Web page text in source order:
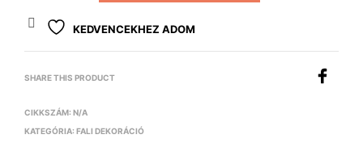
KEDVENCEKHEZ ADOM
SHARE THIS PRODUCT
CIKKSZÁM: N/A
KATEGÓRIA: FALI DEKORÁCIÓ